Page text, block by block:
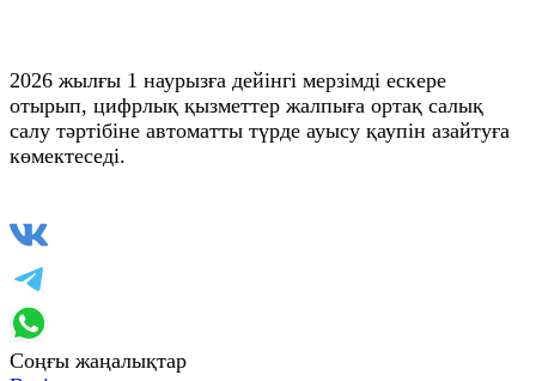
2026 жылғы 1 наурызға дейінгі мерзімді ескере
отырып, цифрлық қызметтер жалпыға ортақ салық
салу тәртібіне автоматты түрде ауысу қаупін азайтуға
көмектеседі.
Соңғы жаңалықтар